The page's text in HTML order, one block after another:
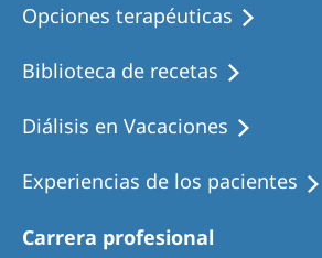
Opciones terapéuticas
Biblioteca de recetas
Diálisis en Vacaciones
Experiencias de los pacientes
Carrera profesional